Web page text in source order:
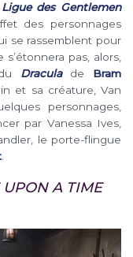
des Gentlemen
des personnages
se rassemblent pour
pas, alors,
Draculade Bram
et sa créature, Van
personnages,
par Vanessa Ives,
le porte-flingue
.
UPON A TIME